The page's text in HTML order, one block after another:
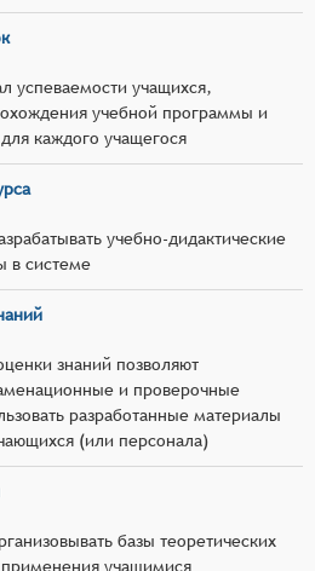
успеваемости учащихся,
учебной программы и
каждого учащегося
учебно-дидактические
в системе
знаний позволяют
и проверочные
разработанные материалы
(или персонала)
базы теоретических
учащимися